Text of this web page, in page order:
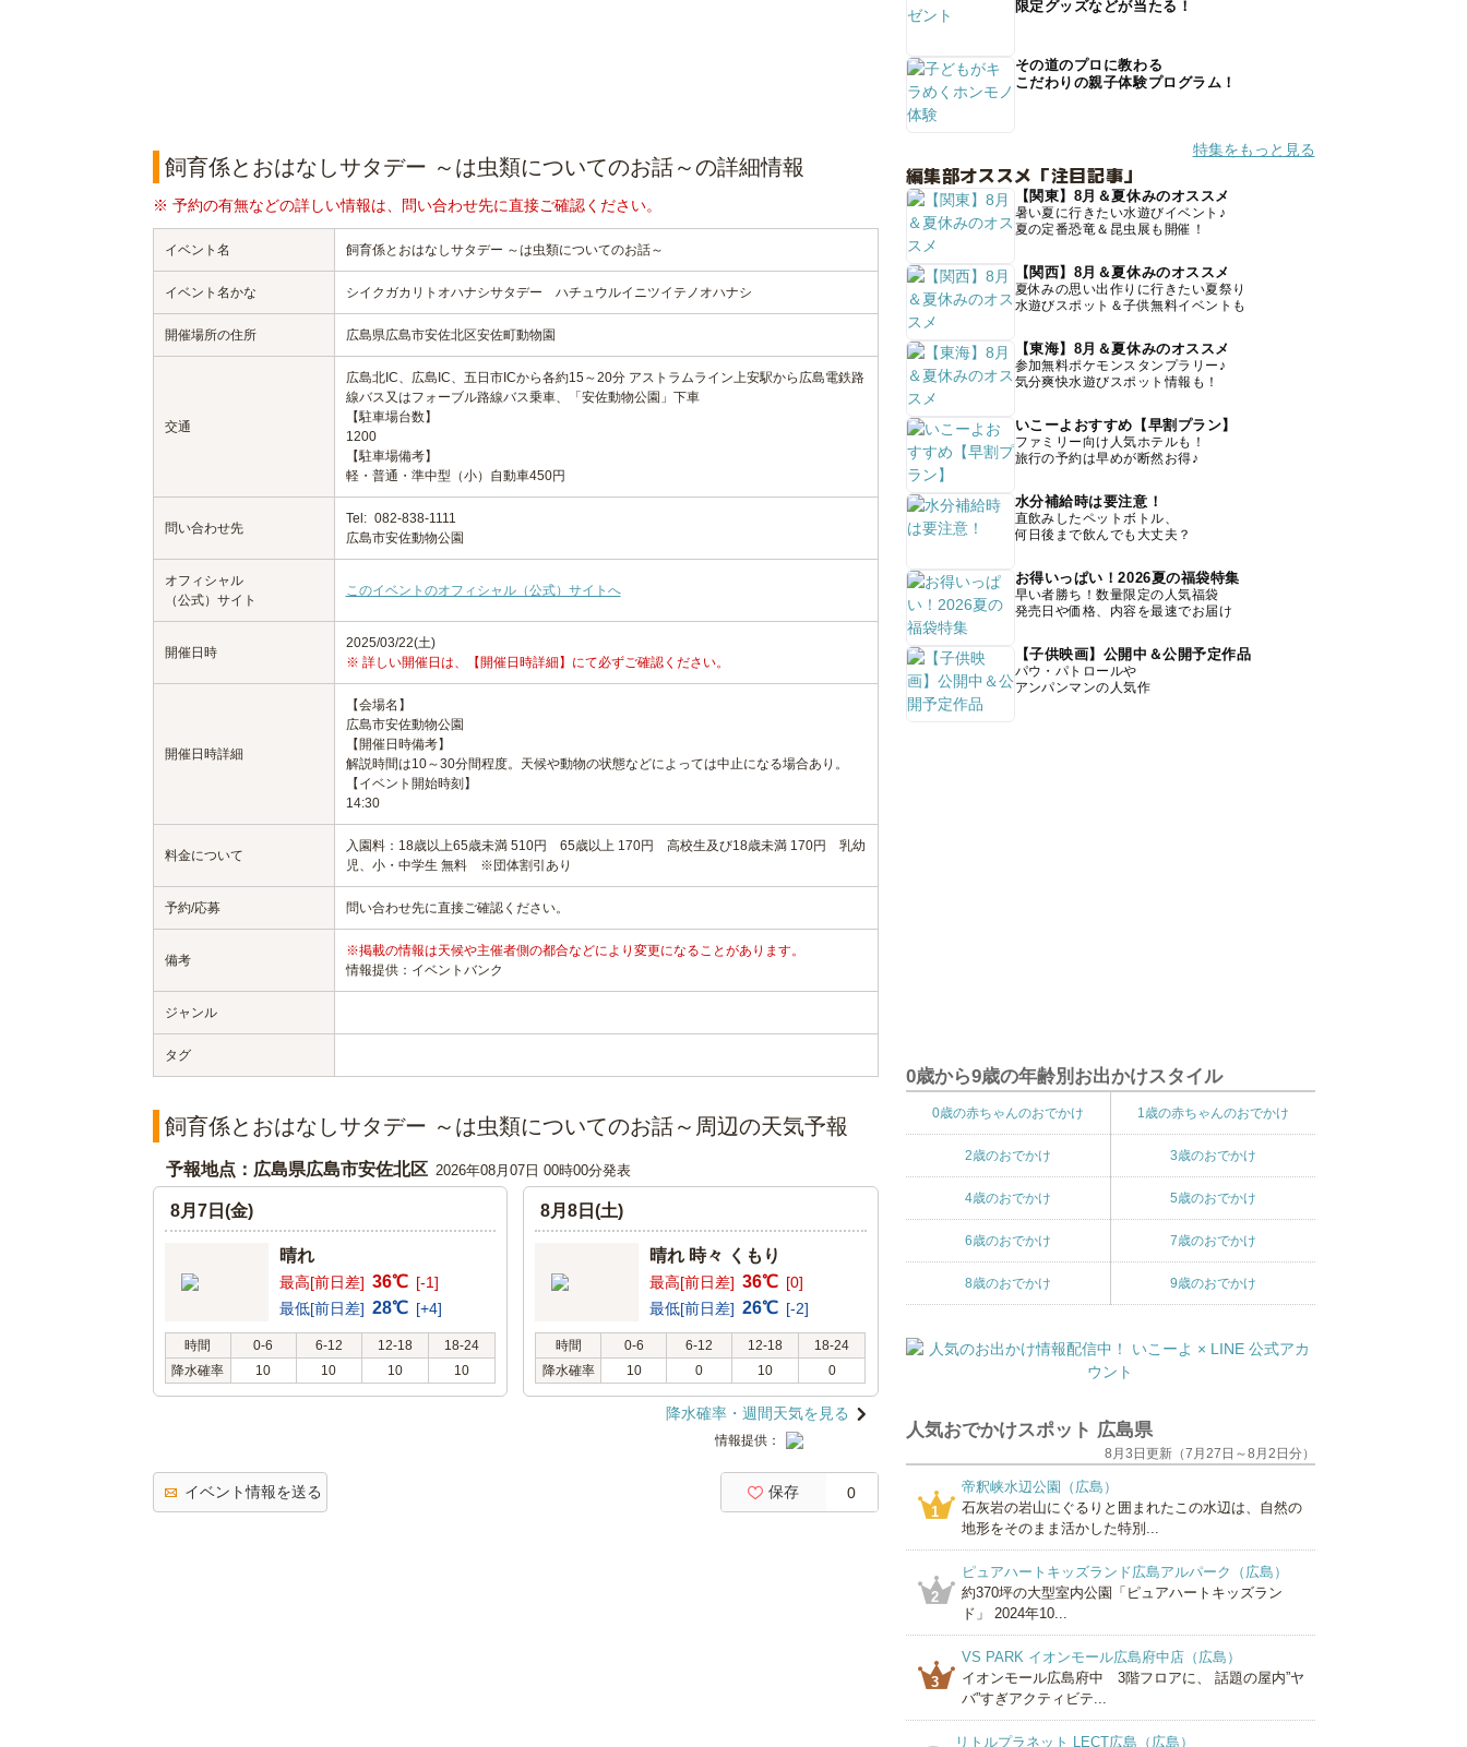
飼育係とおはなしサタデー ～は虫類についてのお話～の詳細情報
※ 予約の有無などの詳しい情報は、問い合わせ先に直接ご確認ください。
イベント名 飼育係とおはなしサタデー ～は虫類についてのお話～
イベント名かな シイクガカリトオハナシサタデー ハチュウルイニツイテノオハナシ
開催場所の住所 広島県広島市安佐北区安佐町動物園
交通
広島北IC、広島IC、五日市ICから各約15～20分 アストラムライン上安駅から広島電鉄路
線バス又はフォーブル路線バス乗車、「安佐動物公園」下車
【駐車場台数】
1200
【駐車場備考】
軽・普通・準中型（小）自動車450円
問い合わせ先
Tel: 082-838-1111
広島市安佐動物公園
オフィシャル
（公式）サイト
このイベントのオフィシャル（公式）サイトへ
開催日時
2025/03/22(土)
※ 詳しい開催日は、【開催日時詳細】にて必ずご確認ください。
開催日時詳細
【会場名】
広島市安佐動物公園
【開催日時備考】
解説時間は10～30分間程度。天候や動物の状態などによっては中止になる場合あり。
【イベント開始時刻】
14:30
料金について
入園料：18歳以上65歳未満 510円 65歳以上 170円 高校生及び18歳未満 170円 乳幼
児、小・中学生 無料 ※団体割引あり
予約/応募 問い合わせ先に直接ご確認ください。
備考
※掲載の情報は天候や主催者側の都合などにより変更になることがあります。
情報提供：イベントバンク
ジャンル
タグ
飼育係とおはなしサタデー ～は虫類についてのお話～周辺の天気予報
予報地点：広島県広島市安佐北区 2026年08月07日 00時00分発表
8月7日(金)
晴れ
最高[前日差] 36℃ [-1]
最低[前日差] 28℃ [+4]
時間 0-6 6-12 12-18
18-24
降水確率
10 10 10 10
8月8日(土)
晴れ 時々 くもり
最高[前日差] 36℃ [0]
最低[前日差] 26℃ [-2]
時間 0-6 6-12 12-18
18-24
降水確率
10 0 10 0
降水確率・週間天気を見る
情報提供：
イベント情報を送る 保存 0
限定グッズなどが当たる！
その道のプロに教わる
こだわりの親子体験プログラム！
特集をもっと見る
編集部オススメ「注目記事」
【関東】8月＆夏休みのオススメ
暑い夏に行きたい水遊びイベント♪
夏の定番恐竜＆昆虫展も開催！
【関西】8月＆夏休みのオススメ
夏休みの思い出作りに行きたい夏祭り
水遊びスポット＆子供無料イベントも
【東海】8月＆夏休みのオススメ
参加無料ポケモンスタンプラリー♪
気分爽快水遊びスポット情報も！
いこーよおすすめ【早割プラン】
ファミリー向け人気ホテルも！
旅行の予約は早めが断然お得♪
水分補給時は要注意！
直飲みしたペットボトル、
何日後まで飲んでも大丈夫？
お得いっぱい！2026夏の福袋特集
早い者勝ち！数量限定の人気福袋
発売日や価格、内容を最速でお届け
【子供映画】公開中＆公開予定作品
パウ・パトロールや
アンパンマンの人気作
0歳から9歳の年齢別お出かけスタイル
0歳の赤ちゃんのおでかけ 1歳の赤ちゃんのおでかけ
2歳のおでかけ 3歳のおでかけ
4歳のおでかけ 5歳のおでかけ
6歳のおでかけ 7歳のおでかけ
8歳のおでかけ 9歳のおでかけ
人気おでかけスポット 広島県
8月3日更新（7月27日～8月2日分）
1
帝釈峡水辺公園（広島）
石灰岩の岩山にぐるりと囲まれたこの水辺は、自然の
地形をそのまま活かした特別...
2
ピュアハートキッズランド広島アルパーク（広島）
約370坪の大型室内公園「ピュアハートキッズラン
ド」 2024年10...
3
VS PARK イオンモール広島府中店（広島）
イオンモール広島府中 3階フロアに、 話題の屋内”ヤ
バ”すぎアクティビテ...
リトルプラネット LECT広島（広島）